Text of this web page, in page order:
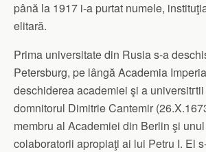
până la 1917 i-a purtat numele,
elitară.
Prima universitate din Rusia s-a
Petersburg, pe lângă Academia
deschiderea academiei şi a
domnitorul Dimitrie Cantemir
membru al Academiei din Berlin şi
colaboratorii apropiaţi ai lui Petru I. El